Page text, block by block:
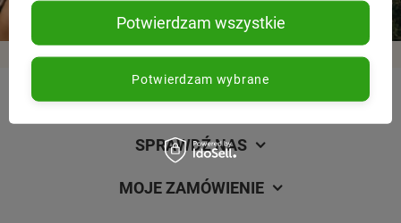
REGULAMINY
SPRAWDŹ NAS
MOJE ZAMÓWIENIE
Potwierdzam wybrane
Potwierdzam wszystkie